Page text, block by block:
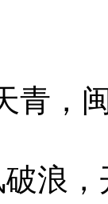
，闽
浪，